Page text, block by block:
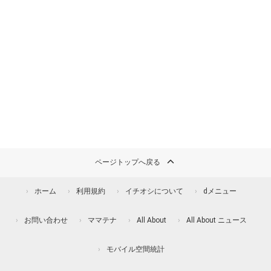
ページトップへ戻る
ホーム 利用規約 イチオシについて dメニュー
お問い合わせ ママテナ All About All About ニュース
モバイル空間統計